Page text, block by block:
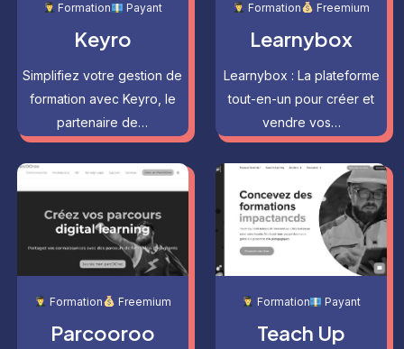
Formation Payant
Keyro
Simplifiez votre gestion de
formation avec Keyro, le
partenaire de…
Formation Freemium
Learnybox
Learnybox : La plateforme
tout-en-un pour créer et
vendre vos…
Formation Freemium
Parcooroo
Formation Payant
Teach Up